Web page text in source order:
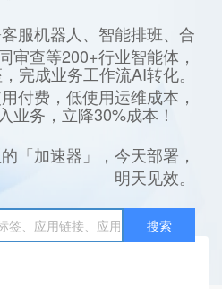
服机器人、智能排班、合
审查等200+行业智能体，
完成业务工作流AI转化。
付费，低使用运维成本，
业务，立降30%成本！
加速器」，今天部署，
明天见效。
搜索